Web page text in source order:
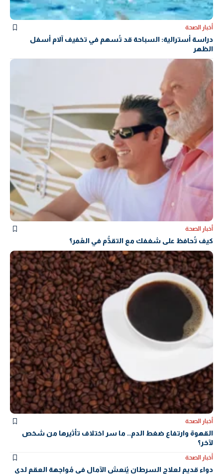
أخبار الصحة
دراسة أسترالية: السباحة قد تُسهم في تخفيف آلام أسفل
الظهر
أخبار الصحة
كيف تُحافظ على شغفك مع التقدُّم في العُمر؟
أخبار الصحة
القهوة وارتفاع ضغط الدم.. ما سر اختلاف تأثيرها من شخص
لآخر؟
أخبار الصحة
دواء قديم لعلاج السرطان يُنعش الآمال في مُواجهة العقم لدى